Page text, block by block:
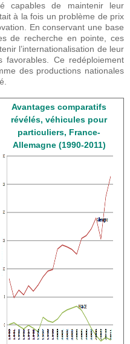
capables de maintenir leur
à la fois un problème de prix
En conservant une base
de recherche en pointe, ces
l’internationalisation de leur
Ce redéploiement
des productions nationales
Avantages comparatifs
révélés, véhicules pour
particuliers, France-
Allemagne (1990-2011)